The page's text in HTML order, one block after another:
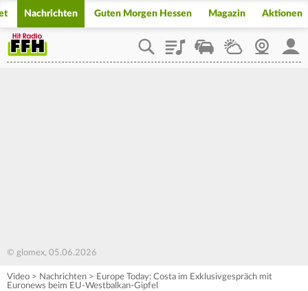
Nachrichten Guten Morgen Hessen Magazin Aktionen
PlaylistStaupilotWetterWebcam
© glomex, 05.06.2026
Video > Nachrichten > Europe Today: Costa im Exklusivgespräch mit
Euronews beim EU-Westbalkan-Gipfel